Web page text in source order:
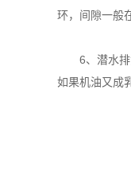
环，间隙一般
6、潜水排污
如果机油又成